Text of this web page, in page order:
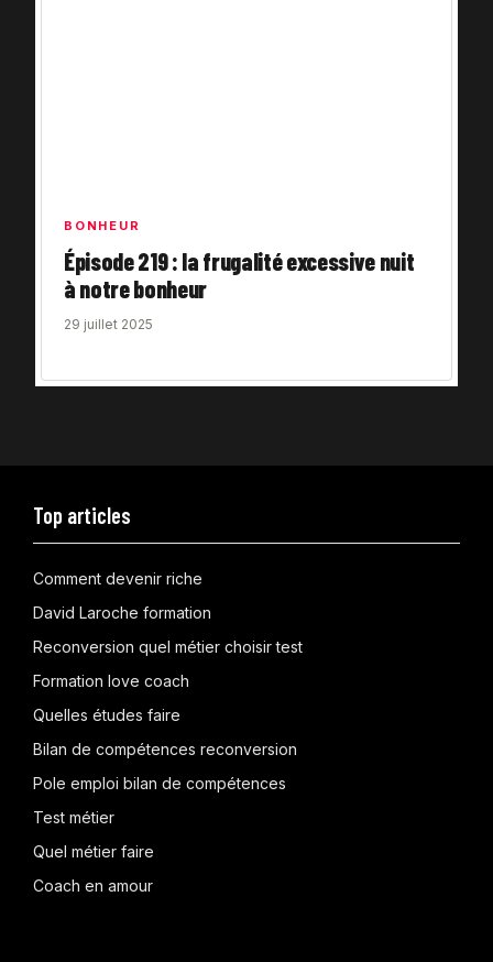
BONHEUR
Épisode 219 : la frugalité excessive nuit
à notre bonheur
29 juillet 2025
Top articles
Comment devenir riche
David Laroche formation
Reconversion quel métier choisir test
Formation love coach
Quelles études faire
Bilan de compétences reconversion
Pole emploi bilan de compétences
Test métier
Quel métier faire
Coach en amour